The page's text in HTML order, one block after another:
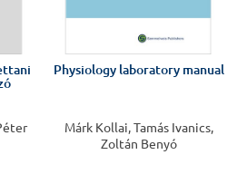
Physiology laboratory manual
Márk Kollai, Tamás Ivanics,
Zoltán Benyó